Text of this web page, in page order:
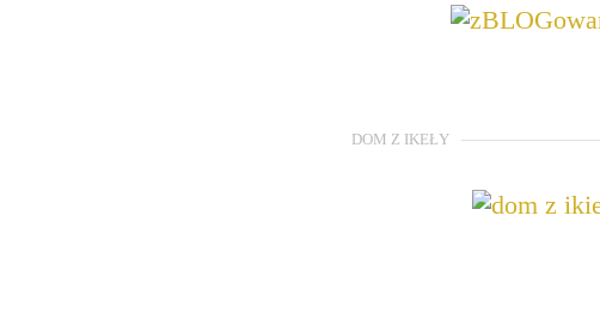
DOM Z IKEŁY